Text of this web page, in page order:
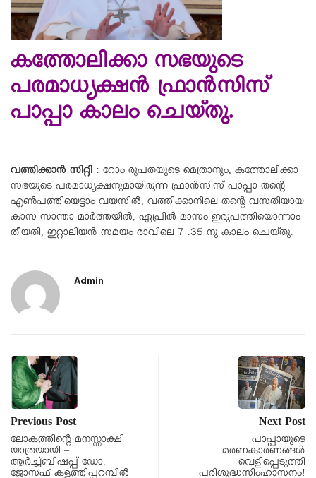
കത്തോലിക്കാ സഭയുടെ
പരമാധ്യക്ഷൻ ഫ്രാൻസിസ്
പാപ്പാ കാലം ചെയ്തു.
വത്തിക്കാൻ സിറ്റി : റോം രൂപതയുടെ മെത്രാനും, കത്തോലിക്കാ
സഭയുടെ പരമാധ്യക്ഷനുമായിരുന്ന ഫ്രാൻസിസ് പാപ്പാ തന്റെ
എൺപത്തിയെട്ടാം വയസിൽ, വത്തിക്കാനിലെ തന്റെ വസതിയായ
കാസ സാന്താ മാർത്തയിൽ, ഏപ്രിൽ മാസം ഇരുപത്തിയൊന്നാം
തീയതി, ഇറ്റാലിയൻ സമയം രാവിലെ 7 .35 നു കാലം ചെയ്തു.
Admin
Previous Post
ലോകത്തിന്റെ മനസ്സാക്ഷി
യാത്രയായി –
ആര്‍ച്ച്ബിഷപ്പ് ഡോ.
ജോസഫ് കളത്തിപ്പറമ്പില്‍
Next Post
പാപ്പായുടെ
മരണകാരണങ്ങൾ
വെളിപ്പെടുത്തി
പരിശുദ്ധസിംഹാസനം!